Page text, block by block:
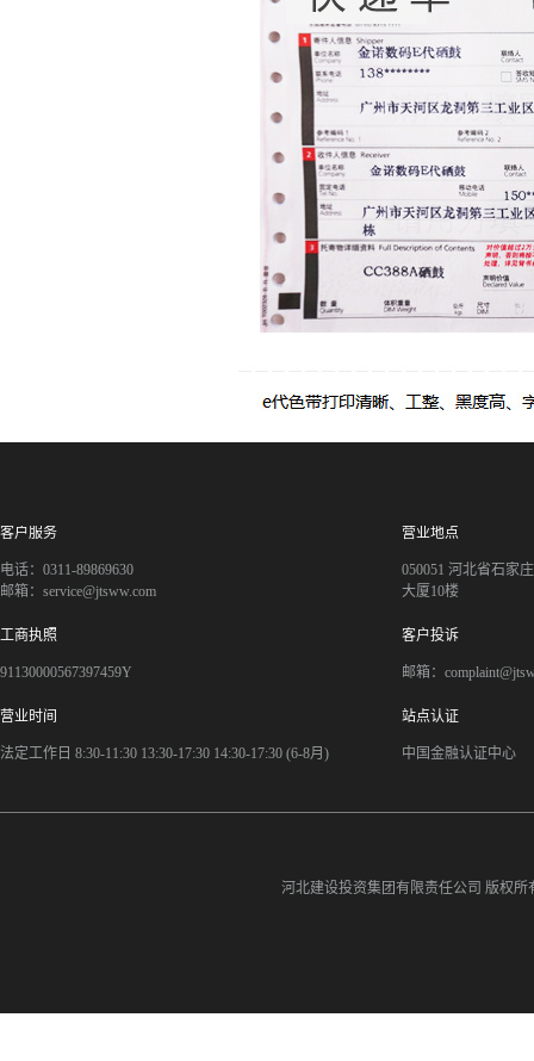
客户服务
电话：0311-89869630
邮箱：service@jtsww.com
营业地点
050051 河北省石家
大厦10楼
工商执照
91130000567397459Y
客户投诉
邮箱：
营业时间
法定工作日 8:30-11:30 13:30-17:30 14:30-17:30 (6-8月)
站点认证
中国金融认证中心
河北建设投资集团有限责任公司 版权所